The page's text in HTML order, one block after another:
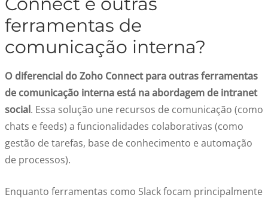
ferramentas de
comunicação interna?
O diferencial do Zoho Connect para outras ferramentas
de comunicação interna está na abordagem de intranet
social. Essa solução une recursos de comunicação (como
chats e feeds) a funcionalidades colaborativas (como
gestão de tarefas, base de conhecimento e automação
de processos).
Enquanto ferramentas como Slack focam principalmente